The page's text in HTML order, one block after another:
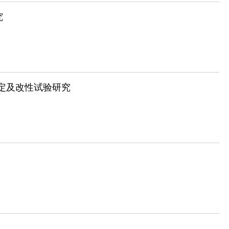
及改性试验研究